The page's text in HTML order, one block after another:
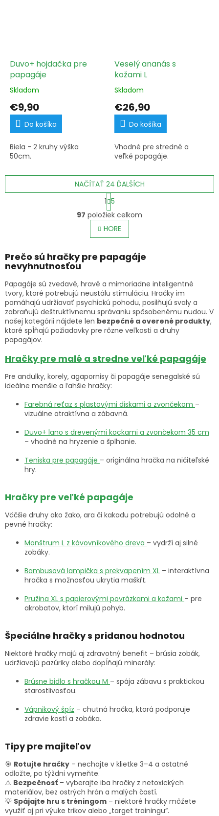
Duvo+ hojdačka pre
papagáje
Skladom
€9,90
Do košíka
Biela - 2 kruhy výška
50cm.
Veselý ananás s
kožami L
Skladom
€26,90
Do košíka
Vhodné pre stredné a
veľké papagáje.
O
v
l
á
a
c
e
p
r
v
k
y
p
s
u
NAČÍTAŤ 24 ĎALŠÍCH
S
t
r
á
n
k
v
a
i
e
1 5
97 položiek celkom
HORE
Prečo sú hračky pre papagáje
nevyhnutnosťou
Papagáje sú zvedavé, hravé a mimoriadne inteligentné
tvory, ktoré potrebujú neustálu stimuláciu. Hračky im
pomáhajú udržiavať psychickú pohodu, posilňujú svaly a
zabraňujú deštruktívnemu správaniu spôsobenému nudou. V
našej kategórii nájdete len bezpečné a overené produkty,
ktoré spĺňajú požiadavky pre rôzne veľkosti a druhy
papagájov.
Hračky pre malé a stredne veľké papagáje
Pre andulky, korely, agapornisy či papagáje senegalské sú
ideálne menšie a ľahšie hračky:
Farebná reťaz s plastovými diskami a zvončekom –
vizuálne atraktívna a zábavná.
Duvo+ lano s drevenými kockami a zvončekom 35 cm
– vhodné na hryzenie a šplhanie.
Teniska pre papagáje – originálna hračka na ničiteľské
hry.
Hračky pre veľké papagáje
Väčšie druhy ako žako, ara či kakadu potrebujú odolné a
pevné hračky:
Monštrum L z kávovníkového dreva – vydrží aj silné
zobáky.
Bambusová lampička s prekvapením XL – interaktívna
hračka s možnosťou ukrytia maškŕt.
Pružina XL s papierovými povrázkami a kožami – pre
akrobatov, ktorí milujú pohyb.
Špeciálne hračky s pridanou hodnotou
Niektoré hračky majú aj zdravotný benefit – brúsia zobák,
udržiavajú pazúriky alebo dopĺňajú minerály:
Brúsne bidlo s hračkou M – spája zábavu s praktickou
starostlivosťou.
Vápnikový špíz – chutná hračka, ktorá podporuje
zdravie kostí a zobáka.
Tipy pre majiteľov
🎯 Rotujte hračky – nechajte v klietke 3–4 a ostatné
odložte, po týždni vymeňte.
⚠️ Bezpečnosť– vyberajte iba hračky z netoxických
materiálov, bez ostrých hrán a malých častí.
💡 Spájajte hru s tréningom – niektoré hračky môžete
využiť aj pri výuke trikov alebo „target trainingu“.